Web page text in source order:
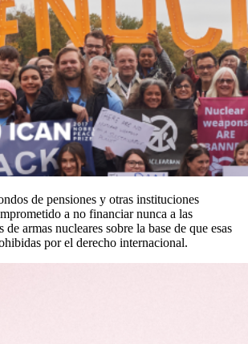
de pensiones y otras instituciones
a no financiar nunca a las
de armas nucleares sobre la base de que esas
por el derecho internacional.